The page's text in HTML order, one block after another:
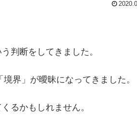
判断をしてきました。
界」が曖昧になってきました。
るかもしれません。